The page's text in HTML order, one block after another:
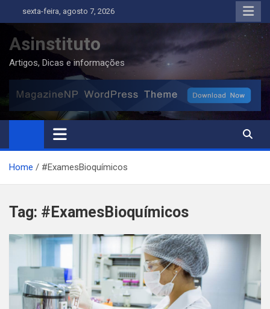
to
content
sexta-feira, agosto 7, 2026
Asinstituto
Artigos, Dicas e informações
Home #ExamesBioquímicos
Tag: #ExamesBioquímicos